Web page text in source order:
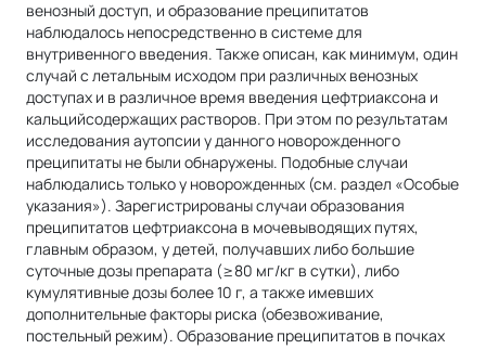
венозный доступ, и образование преципитатов
наблюдалось непосредственно в системе для
внутривенного введения. Также описан, как минимум, один
случай с летальным исходом при различных венозных
доступах и в различное время введения цефтриаксона и
кальцийсодержащих растворов. При этом по результатам
исследования аутопсии у данного новорожденного
преципитаты не были обнаружены. Подобные случаи
наблюдались только у новорожденных (см. раздел «Особые
указания»). Зарегистрированы случаи образования
преципитатов цефтриаксона в мочевыводящих путях,
главным образом, у детей, получавших либо большие
суточные дозы препарата (≥80 мг/кг в сутки), либо
кумулятивные дозы более 10 г, а также имевших
дополнительные факторы риска (обезвоживание,
постельный режим). Образование преципитатов в почках